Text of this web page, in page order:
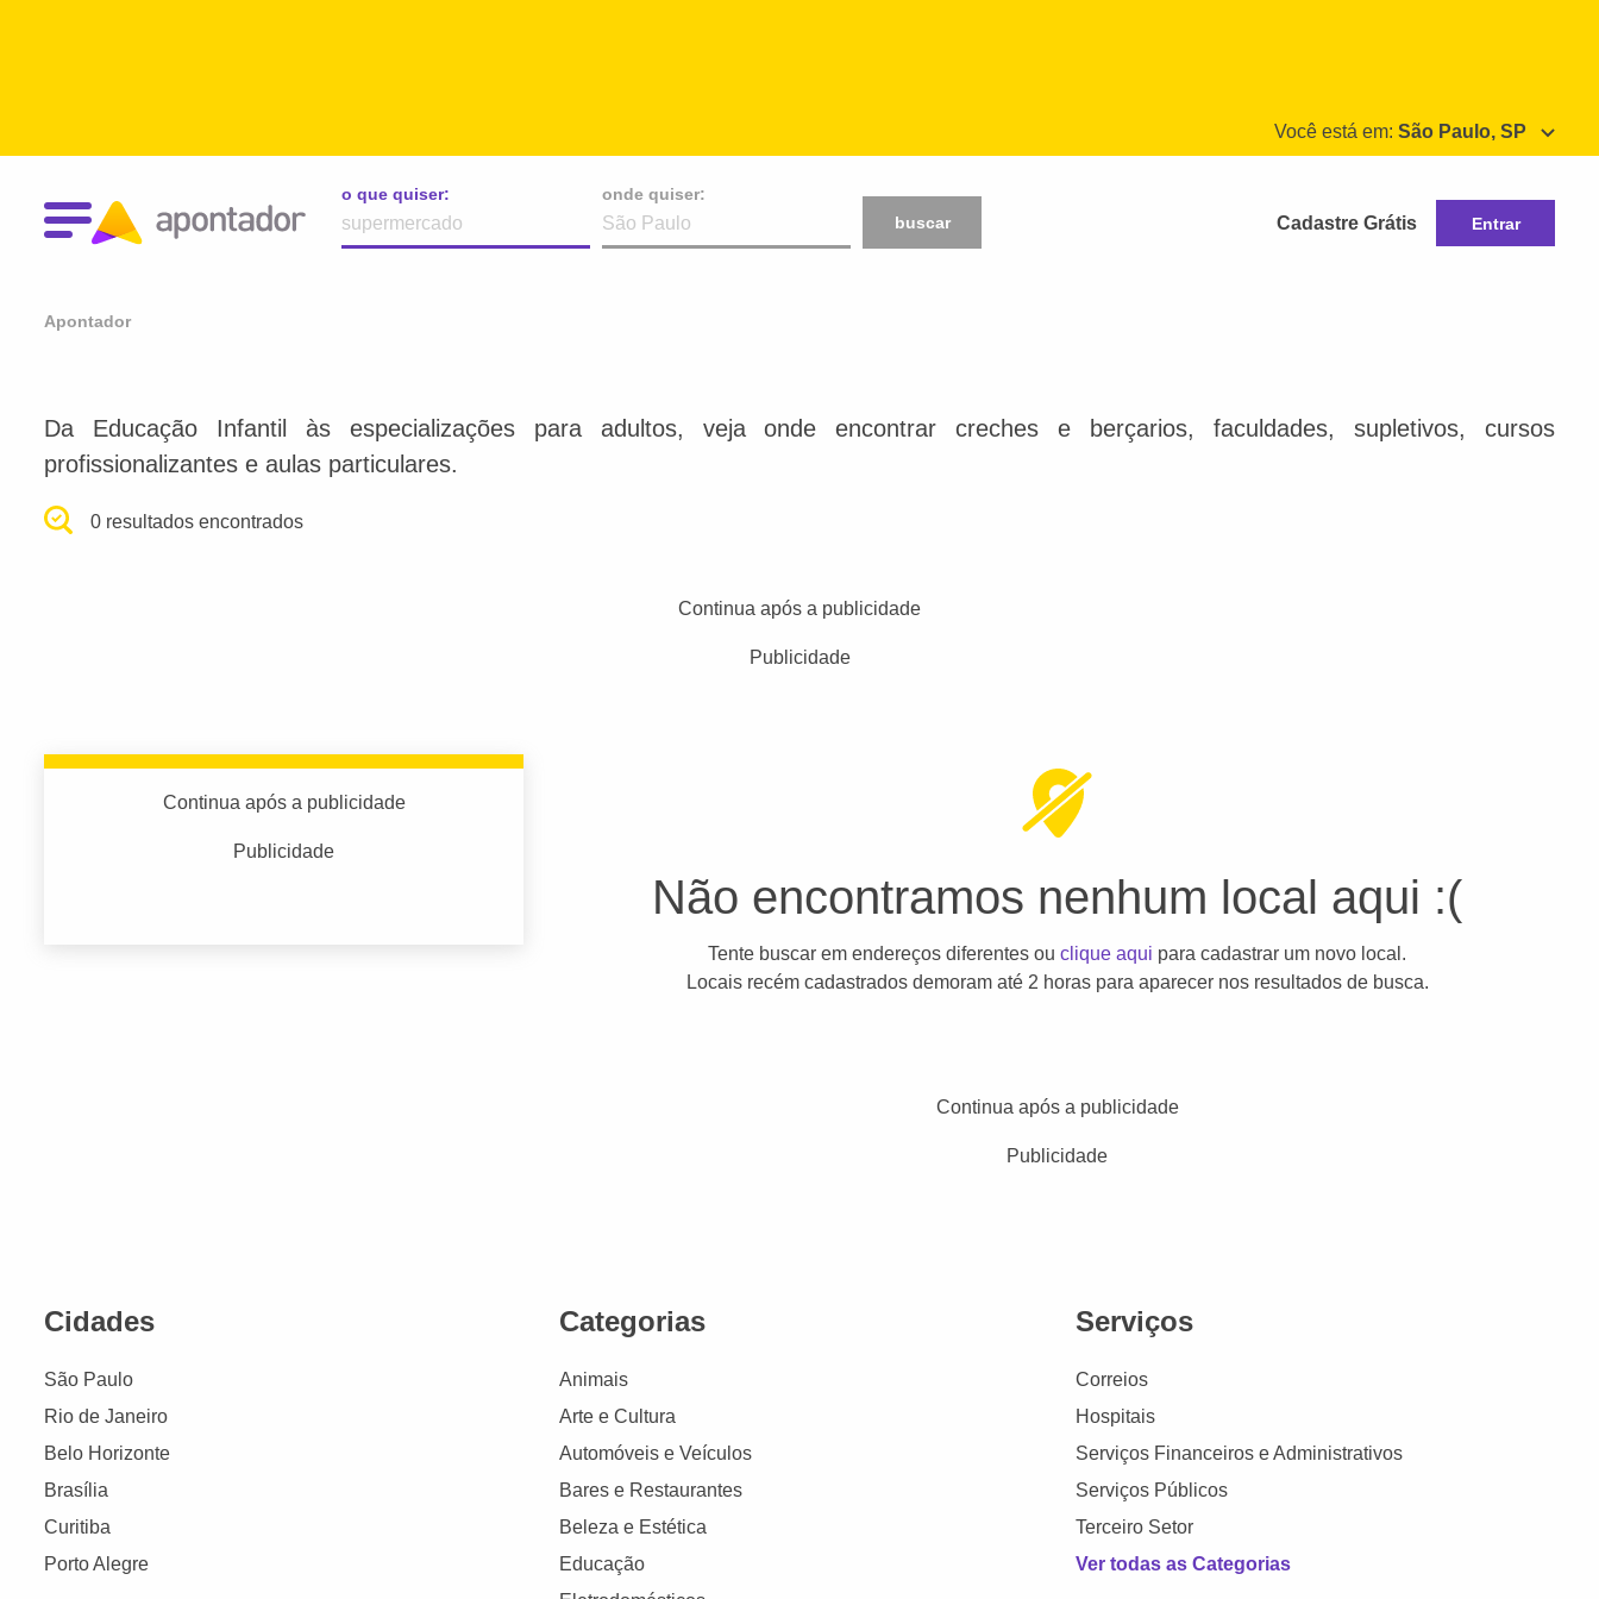
Você está em: São Paulo, SP
o que quiser:
onde quiser:
buscar
Cadastre Grátis Entrar
Apontador
Da Educação Infantil às especializações para adultos, veja onde encontrar creches e berçarios, faculdades, supletivos, cursos
profissionalizantes e aulas particulares.
0 resultados encontrados
Continua após a publicidade
Publicidade
Continua após a publicidade
Publicidade
Não encontramos nenhum local aqui :(
Tente buscar em endereços diferentes ouclique aqui para cadastrar um novo local.
Locais recém cadastrados demoram até 2 horas para aparecer nos resultados de busca.
Continua após a publicidade
Publicidade
Cidades
São Paulo
Rio de Janeiro
Belo Horizonte
Brasília
Curitiba
Porto Alegre
Categorias
Animais
Arte e Cultura
Automóveis e Veículos
Bares e Restaurantes
Beleza e Estética
Educação
Serviços
Correios
Hospitais
Serviços Financeiros e Administrativos
Serviços Públicos
Terceiro Setor
Ver todas as Categorias